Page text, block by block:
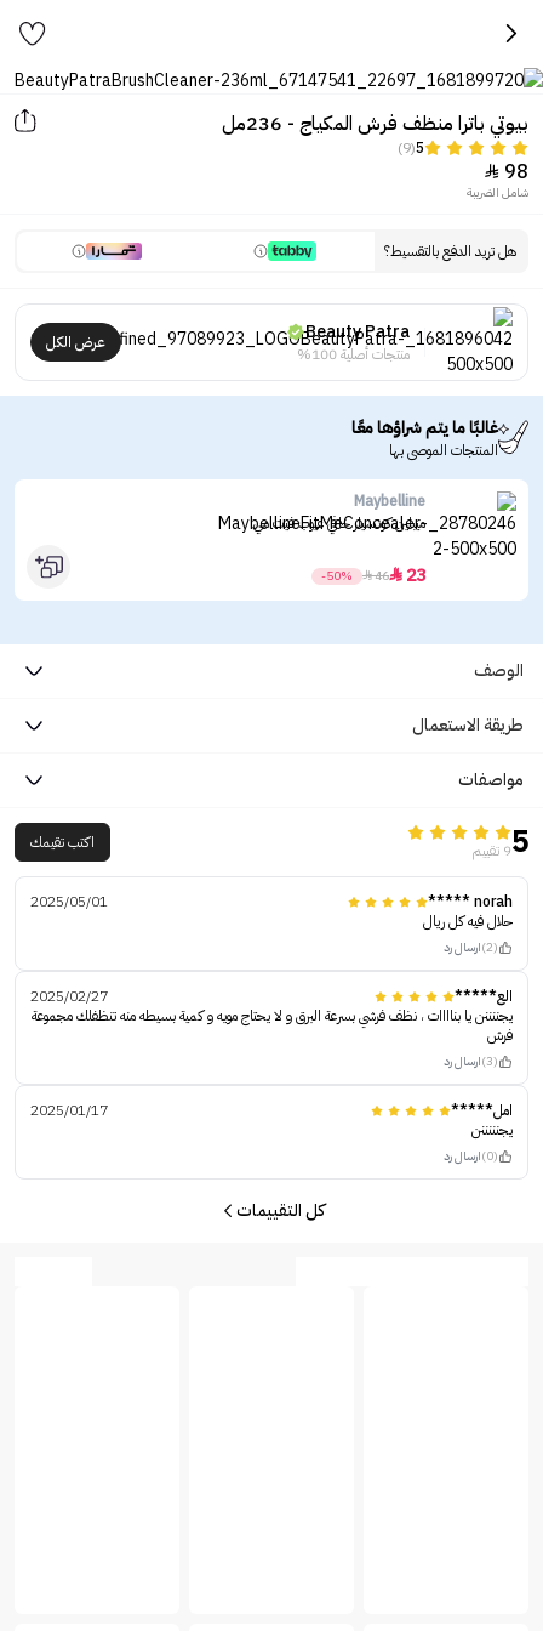
بيوتي باترا منظف فرش المكياج - 236مل
5
(9)
98

شامل الضريبة
هل تريد الدفع بالتقسيط؟
Beauty Patra
منتجات أصلية 100%
عرض الكل
غالبًا ما يتم شراؤها معًا
المنتجات الموصى بها
Maybelline
ميبلين كونسيلر خافي عيوب فيت مي
23

46

-50%
الوصف
طريقة الاستعمال
مواصفات
59 تقييم اكتب تقيمك
norah *****
2025/05/01
حلال فيه كل ريال
(2) ارسال رد
الع*****
2025/02/27
يجننننن يا بناااات ، نظف فرشي بسرعة البرق و لا يحتاج مويه و كمية بسيطه منه تنظفلك مجموعة
فرش
(3) ارسال رد
امل*****
2025/01/17
يجنننننن
(0) ارسال رد
كل التقييمات